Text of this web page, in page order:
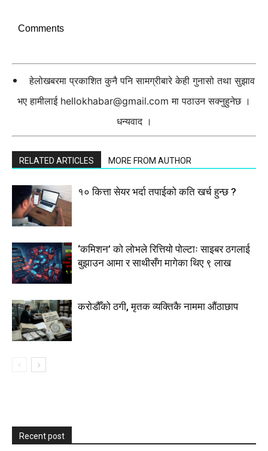
Comments
हेलोखबरमा प्रकाशित कुनै पनि सामग्रीबारे केही गुनासो तथा सुझाव
भए हामीलाई hellokhabar@gmail.com मा पठाउन सक्नुहुनेछ ।
धन्यवाद ।
RELATED ARTICLES MORE FROM AUTHOR
१० कित्ता सेयर भर्दा तपाईको कति खर्च हुन्छ ?
‘कमिशन’ को लोभले रित्तियो पोल्टाः साइबर ठगलाई
बुझाउन आमा र साथीसँग मागेका थिए ९ लाख
करोडौँको ठगी, मृतक व्यक्तिकै नाममा औंठाछाप
Recent post